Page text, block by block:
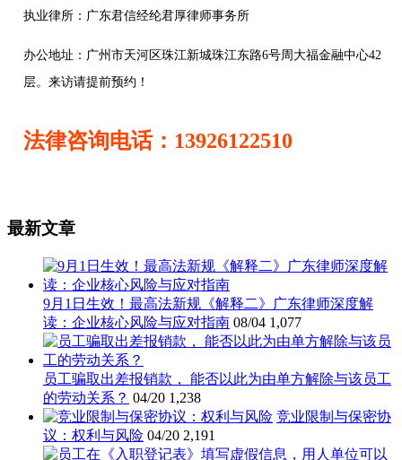
执业律所：广东君信经纶君厚律师事务所
办公地址： 广州市天河区珠江新城珠江东路6号周大福金融中心42
层。来访请提前预约！
法律咨询电话：13926122510
最新文章
9月1日生效！最高法新规《解释二》广东律师深度解
读：企业核心风险与应对指南 08/04 1,077
员工骗取出差报销款， 能否以此为由单方解除与该员工
的劳动关系？ 04/20 1,238
竞业限制与保密协
议：权利与风险 04/20 2,191